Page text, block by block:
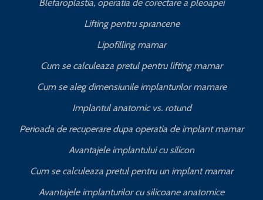
Blefaroplastia, operatia de corectare a pleoapei
Lifting pentru sprancene
Lipofilling mamar
Cum se calculeaza pretul pentru lifting mamar
Cum se aleg dimensiunile implanturilor mamare
Implantul anatomic vs. rotund
Perioada de recuperare dupa operatia de implant mamar
Avantajele implantului cu silicon
Cum se calculeaza pretul pentru un implant mamar
Avantajele implanturilor cu silicoane anatomice